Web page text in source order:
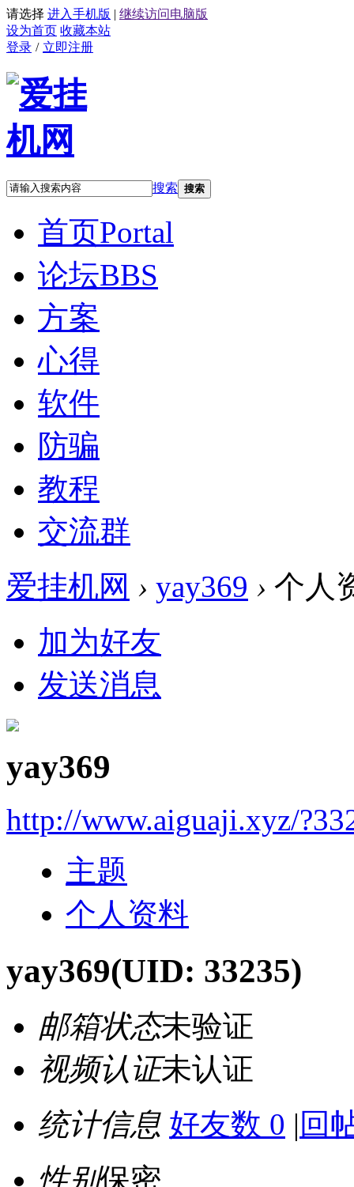
请选择 进入手机版 | 继续访问电脑版
设为首页 收藏本站
登录 / 立即注册
搜索 搜索
首页Portal
论坛BBS
方案
心得
软件
防骗
教程
交流群
爱挂机网 › yay369 › 个人
加为好友
发送消息
yay369
http://www.aiguaji.xyz/
主题
个人资料
yay369(UID: 33235)
邮箱状态未验证
视频认证未认证
统计信息 好友数 0 | 回
性别保密